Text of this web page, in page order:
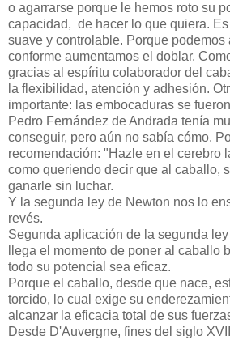
o agarrarse porque le hemos roto su
capacidad, de hacer lo que quiera.
suave y controlable. Porque podemos
conforme aumentamos el doblar.
gracias al espíritu colaborador del
la flexibilidad, atención y adhesión.
importante: las embocaduras se
Pedro Fernández de Andrada tenía
conseguir, pero aún no sabía cómo.
recomendación: "Hazle en el cerebro
como queriendo decir que al caballo,
ganarle sin luchar.
Y la segunda ley de Newton nos lo
revés.
Segunda aplicación de la segunda
llega el momento de poner al caballo
todo su potencial sea eficaz.
Porque el caballo, desde que nace,
torcido, lo cual exige su
alcanzar la eficacia total de sus
Desde D'Auvergne, fines del siglo